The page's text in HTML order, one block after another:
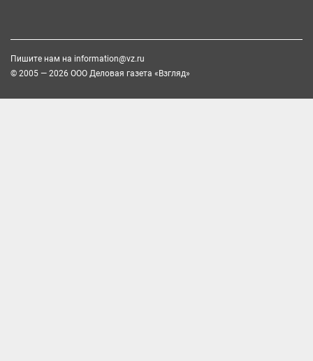
Пишите нам на information@vz.ru
© 2005 — 2026 ООО Деловая газета «Взгляд»